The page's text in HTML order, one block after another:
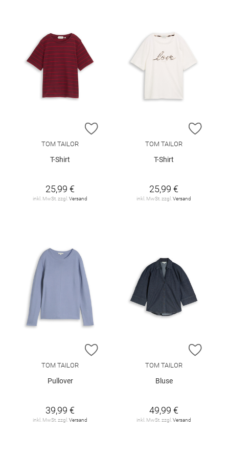
ZUR WUNSCHLISTE HINZUFÜGEN
TOM TAILOR
T-Shirt
25,99 €
inkl. MwSt. zzgl.Versand
ZUR
TOM TAILOR
T-Shirt
25,99 €
inkl. MwSt. zzgl.Versand
ZUR WUNSCHLISTE HINZUFÜGEN
TOM TAILOR
Pullover
39,99 €
inkl. MwSt. zzgl.Versand
ZUR
TOM TAILOR
Bluse
49,99 €
inkl. MwSt. zzgl.Versand